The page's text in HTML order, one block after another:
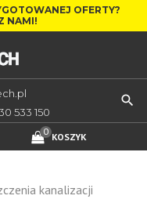
OFERTY?
NAMI!
533 150
KOSZYK
0
kanalizacji